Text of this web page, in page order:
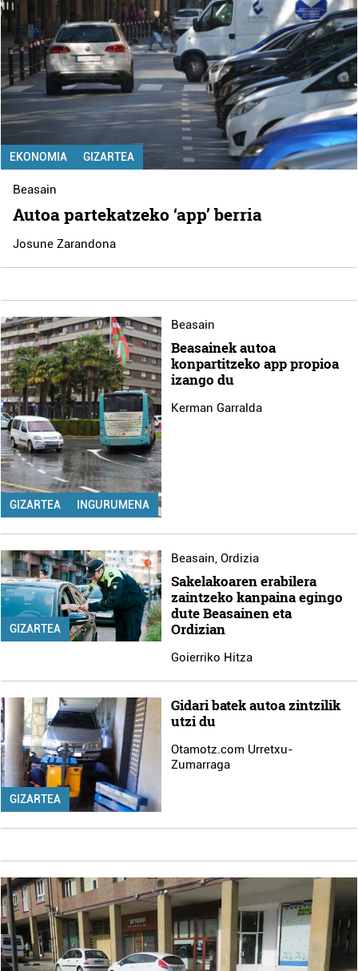
EKONOMIA GIZARTEA
Beasain
Autoa partekatzeko ‘app’ berria
Josune Zarandona
GIZARTEA INGURUMENA
Beasain
Beasainek autoa
konpartitzeko app propioa
izango du
Kerman Garralda
GIZARTEA
Beasain, Ordizia
Sakelakoaren erabilera
zaintzeko kanpaina egingo
dute Beasainen eta
Ordizian
Goierriko Hitza
GIZARTEA
Gidari batek autoa zintzilik
utzi du
Otamotz.com Urretxu-
Zumarraga